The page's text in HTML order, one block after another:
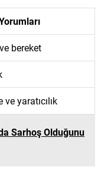
bereket
yaratıcılık
Sarhoş Olduğunu